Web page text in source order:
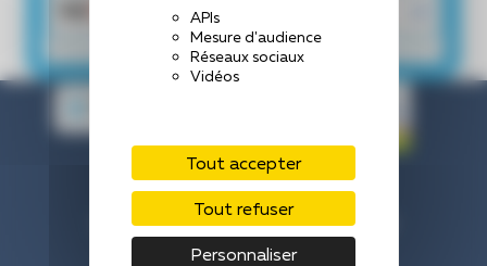
APIs
Mesure d'audience
Réseaux sociaux
Vidéos
Tout accepter
Tout refuser
Personnaliser
Centre Hospitalier de Laval
33 Rue du Haut Rocher, 53000 Laval
Nous contacter : 02 43 66 50 00